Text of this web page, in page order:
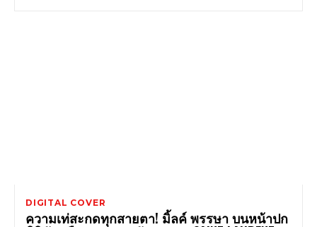
DIGITAL COVER
ความเท่สะกดทุกสายตา! มิ้ลค์ พรรษา บนหน้าปก